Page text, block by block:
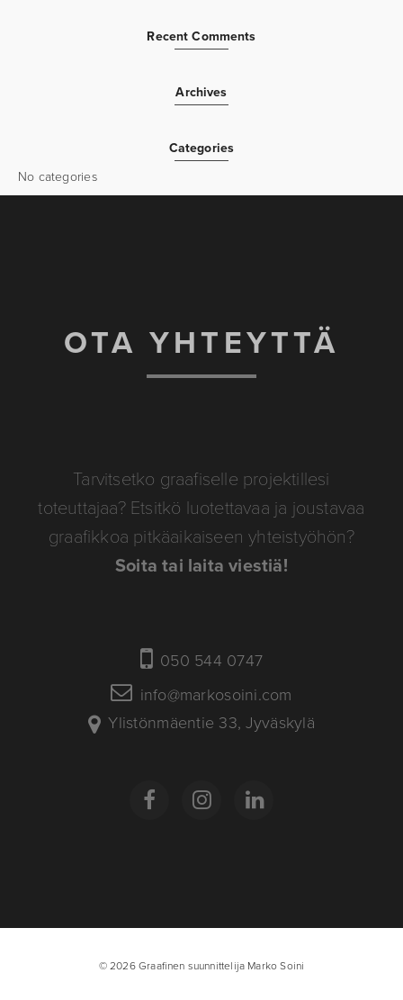
Recent Comments
Archives
Categories
No categories
OTA YHTEYTTÄ
Tarvitsetko graafiselle projektillesi
toteuttajaa? Etsitkö luotettavaa ja joustavaa
graafikkoa pitkäaikaiseen yhteistyöhön?
Soita tai laita viestiä!
050 544 0747
info@markosoini.com
Ylistönmäentie 33, Jyväskylä
© 2026 Graafinen suunnittelija Marko Soini